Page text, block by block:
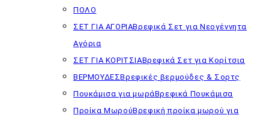
ΠΟΛΟ
ΣΕΤ ΓΙΑ ΑΓΟΡΙΑΒρεφικά Σετ για Νεογέννητα
Αγόρια
ΣΕΤ ΓΙΑ ΚΟΡΙΤΣΙΑΒρεφικά Σετ για Κορίτσια
ΒΕΡΜΟΥΔΕΣΒρεφικές βερμούδες & Σορτς
Πουκάμισα για μωράΒρεφικά Πουκάμισα
Προίκα ΜωρούΒρεφική προίκα μωρού για